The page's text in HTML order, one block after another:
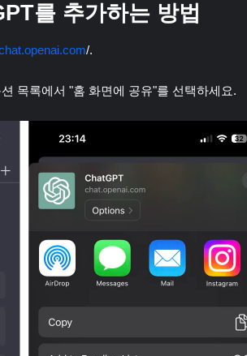
를 추가하는 방법
/.
목록에서 "홈 화면에 공유"를 선택하세요.